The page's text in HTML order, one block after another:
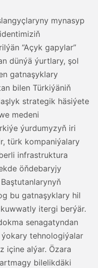
mynasyp
“Açyk gapylar”
dünýä ýurtlary, şol
gatnaşyklary
bilen Türkiýäniň
strategik häsiýete
medeni
ýurdumyzyň iri
türk kompaniýalary
infrastruktura
öňdebaryjy
bu gatnaşyklary hil
itergi berýär.
senagatyndan
tehnologiýalar
içine alýar. Özara
bilelikdäki